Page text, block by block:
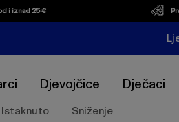
i iznad 25 €
Djevojčice Dječaci
Istaknuto Sniženje